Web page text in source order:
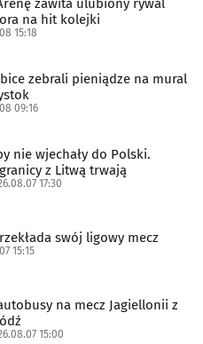
zawita ulubiony rywal
na hit kolejki
15:18
zebrali pieniądze na mural
09:16
nie wjechały do Polski.
z Litwą trwają
17:30
swój ligowy mecz
15:15
na mecz Jagiellonii z
15:00